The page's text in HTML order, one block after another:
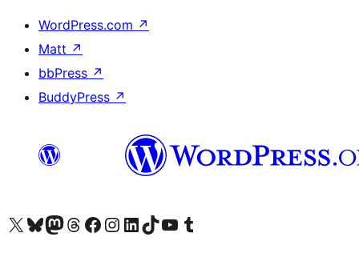
WordPress.com ↗
Matt ↗
bbPress ↗
BuddyPress ↗
Visit our X (formerly Twitter) account
Visit our Bluesky account
Биздин Mastodon түрмөгүбүзгө баш багыңыз
Visit our Threads account
Биздин Facebook баракчабызга кириңиз
Биздин Instagram баракчабызга баш багыңыз
Биздин LinkedIn баракчабызга баш багыңыз
Visit our TikTok account
Visit our YouTube channel
Visit our Tumblr account